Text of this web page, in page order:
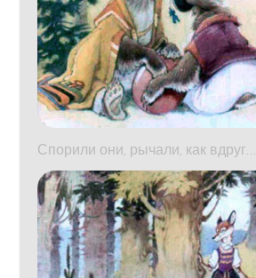
Спорили они, рычали, как вдруг…